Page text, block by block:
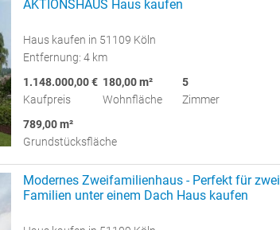
AKTIONSHAUS Haus kaufen
Haus kaufen in 51109 Köln
Entfernung: 4 km
1.148.000,00 €
Kaufpreis
180,00 m²
Wohnfläche
5
Zimmer
789,00 m²
Grundstücksfläche
Modernes Zweifamilienhaus - Perfekt für zwei
Familien unter einem Dach Haus kaufen